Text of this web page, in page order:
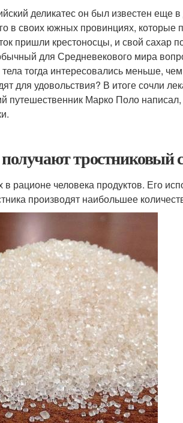
деликатес он был известен еще
в своих южных провинциях, которые
пришли крестоносцы, и свой сахар
для Средневекового мира
тогда интересовались меньше,
для удовольствия? В итоге сочли
путешественник Марко Поло
тростниковый
человека продуктов. Его
производят наибольшее